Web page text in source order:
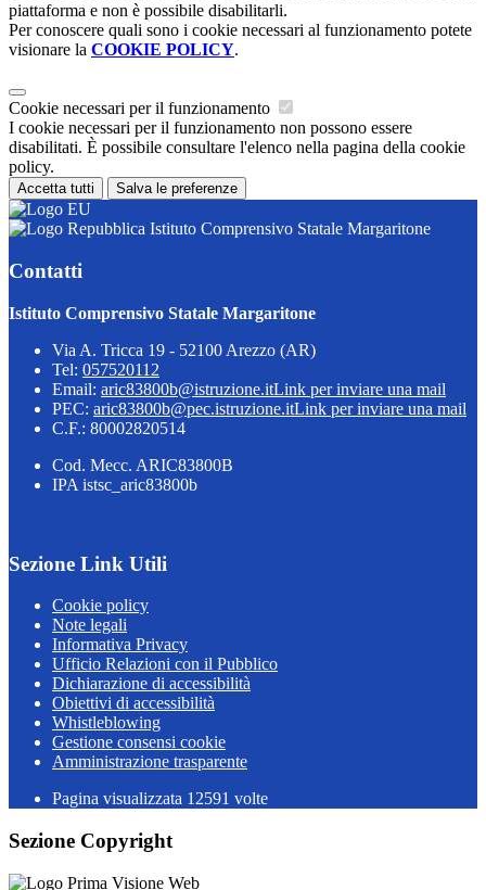
piattaforma e non è possibile disabilitarli.
Per conoscere quali sono i cookie necessari al funzionamento potete
visionare la COOKIE POLICY.
Cookie necessari per il funzionamento
I cookie necessari per il funzionamento non possono essere
disabilitati. È possibile consultare l'elenco nella pagina della cookie
policy.
Accetta tutti Salva le preferenze
Istituto Comprensivo Statale Margaritone
Contatti
Istituto Comprensivo Statale Margaritone
Via A. Tricca 19 - 52100 Arezzo (AR)
Tel: 057520112
Email: aric83800b@istruzione.itLink per inviare una mail
PEC: aric83800b@pec.istruzione.itLink per inviare una mail
C.F.: 80002820514
Cod. Mecc. ARIC83800B
IPA istsc_aric83800b
Sezione Link Utili
Cookie policy
Note legali
Informativa Privacy
Ufficio Relazioni con il Pubblico
Dichiarazione di accessibilità
Obiettivi di accessibilità
Whistleblowing
Gestione consensi cookie
Amministrazione trasparente
Pagina visualizzata 12591 volte
Sezione Copyright